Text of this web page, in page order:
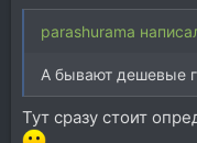
parashurama
А бывают дешевые
Тут сразу стоит